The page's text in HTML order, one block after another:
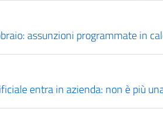
assunzioni programmate in
entra in azienda: non è più